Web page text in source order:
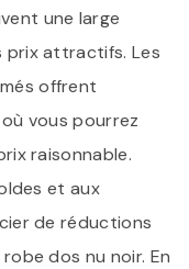
une large
prix attractifs. Les
offrent
vous pourrez
raisonnable.
et aux
de réductions
dos nu noir. En